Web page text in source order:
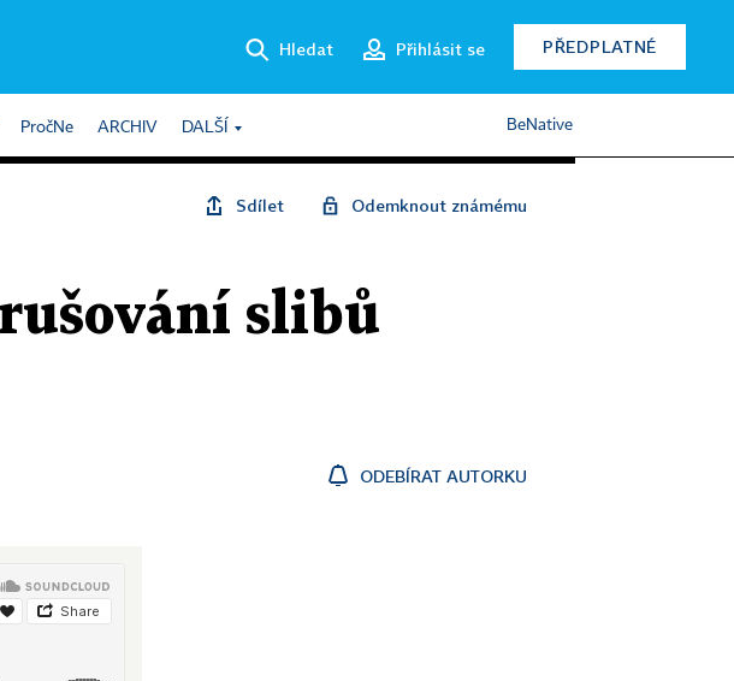
Hledat Přihlásit se PŘEDPLATNÉ
PročNe ARCHIV DALŠÍ BeNative
Sdílet Odemknout známému
slibů
ODEBÍRAT AUTORKU